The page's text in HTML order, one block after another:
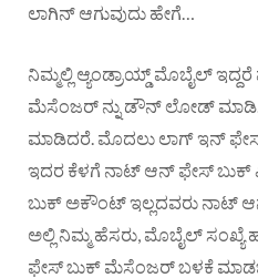
ಲಾಗಿನ್ ಆಗುವುದು ಹೇಗೆ…
ನಿಮ್ಮಲ್ಲಿ ಆ್ಯಂಡ್ರಾಯ್ಡ್ ಮೊಬೈಲ್
ಮೆಸೆಂಜರ್ ನ್ನು ಡೌನ್ ಲೋಡ್ ಮಾಡಿ.
ಮಾಡಿದರೆ. ಮೊದಲು ಲಾಗ್ ಇನ್
ಇದರ ಕೆಳಗೆ ನಾಟ್ ಆನ್ ಫೇಸ್ ಬುಕ್
ಬುಕ್ ಅಕೌಂಟ್ ಇಲ್ಲದವರು ನಾಟ್
ಅಲ್ಲಿ ನಿಮ್ಮ ಹೆಸರು, ಮೊಬೈಲ್
ಫೇಸ್ ಬುಕ್ ಮೆಸೆಂಜರ್ ಬಳಕೆ